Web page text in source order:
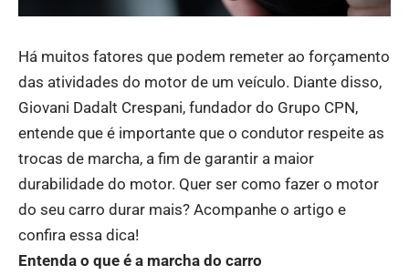
Há muitos fatores que podem remeter ao forçamento
das atividades do motor de um veículo. Diante disso,
Giovani Dadalt Crespani, fundador do Grupo CPN,
entende que é importante que o condutor respeite as
trocas de marcha, a fim de garantir a maior
durabilidade do motor. Quer ser como fazer o motor
do seu carro durar mais? Acompanhe o artigo e
confira essa dica!
Entenda o que é a marcha do carro